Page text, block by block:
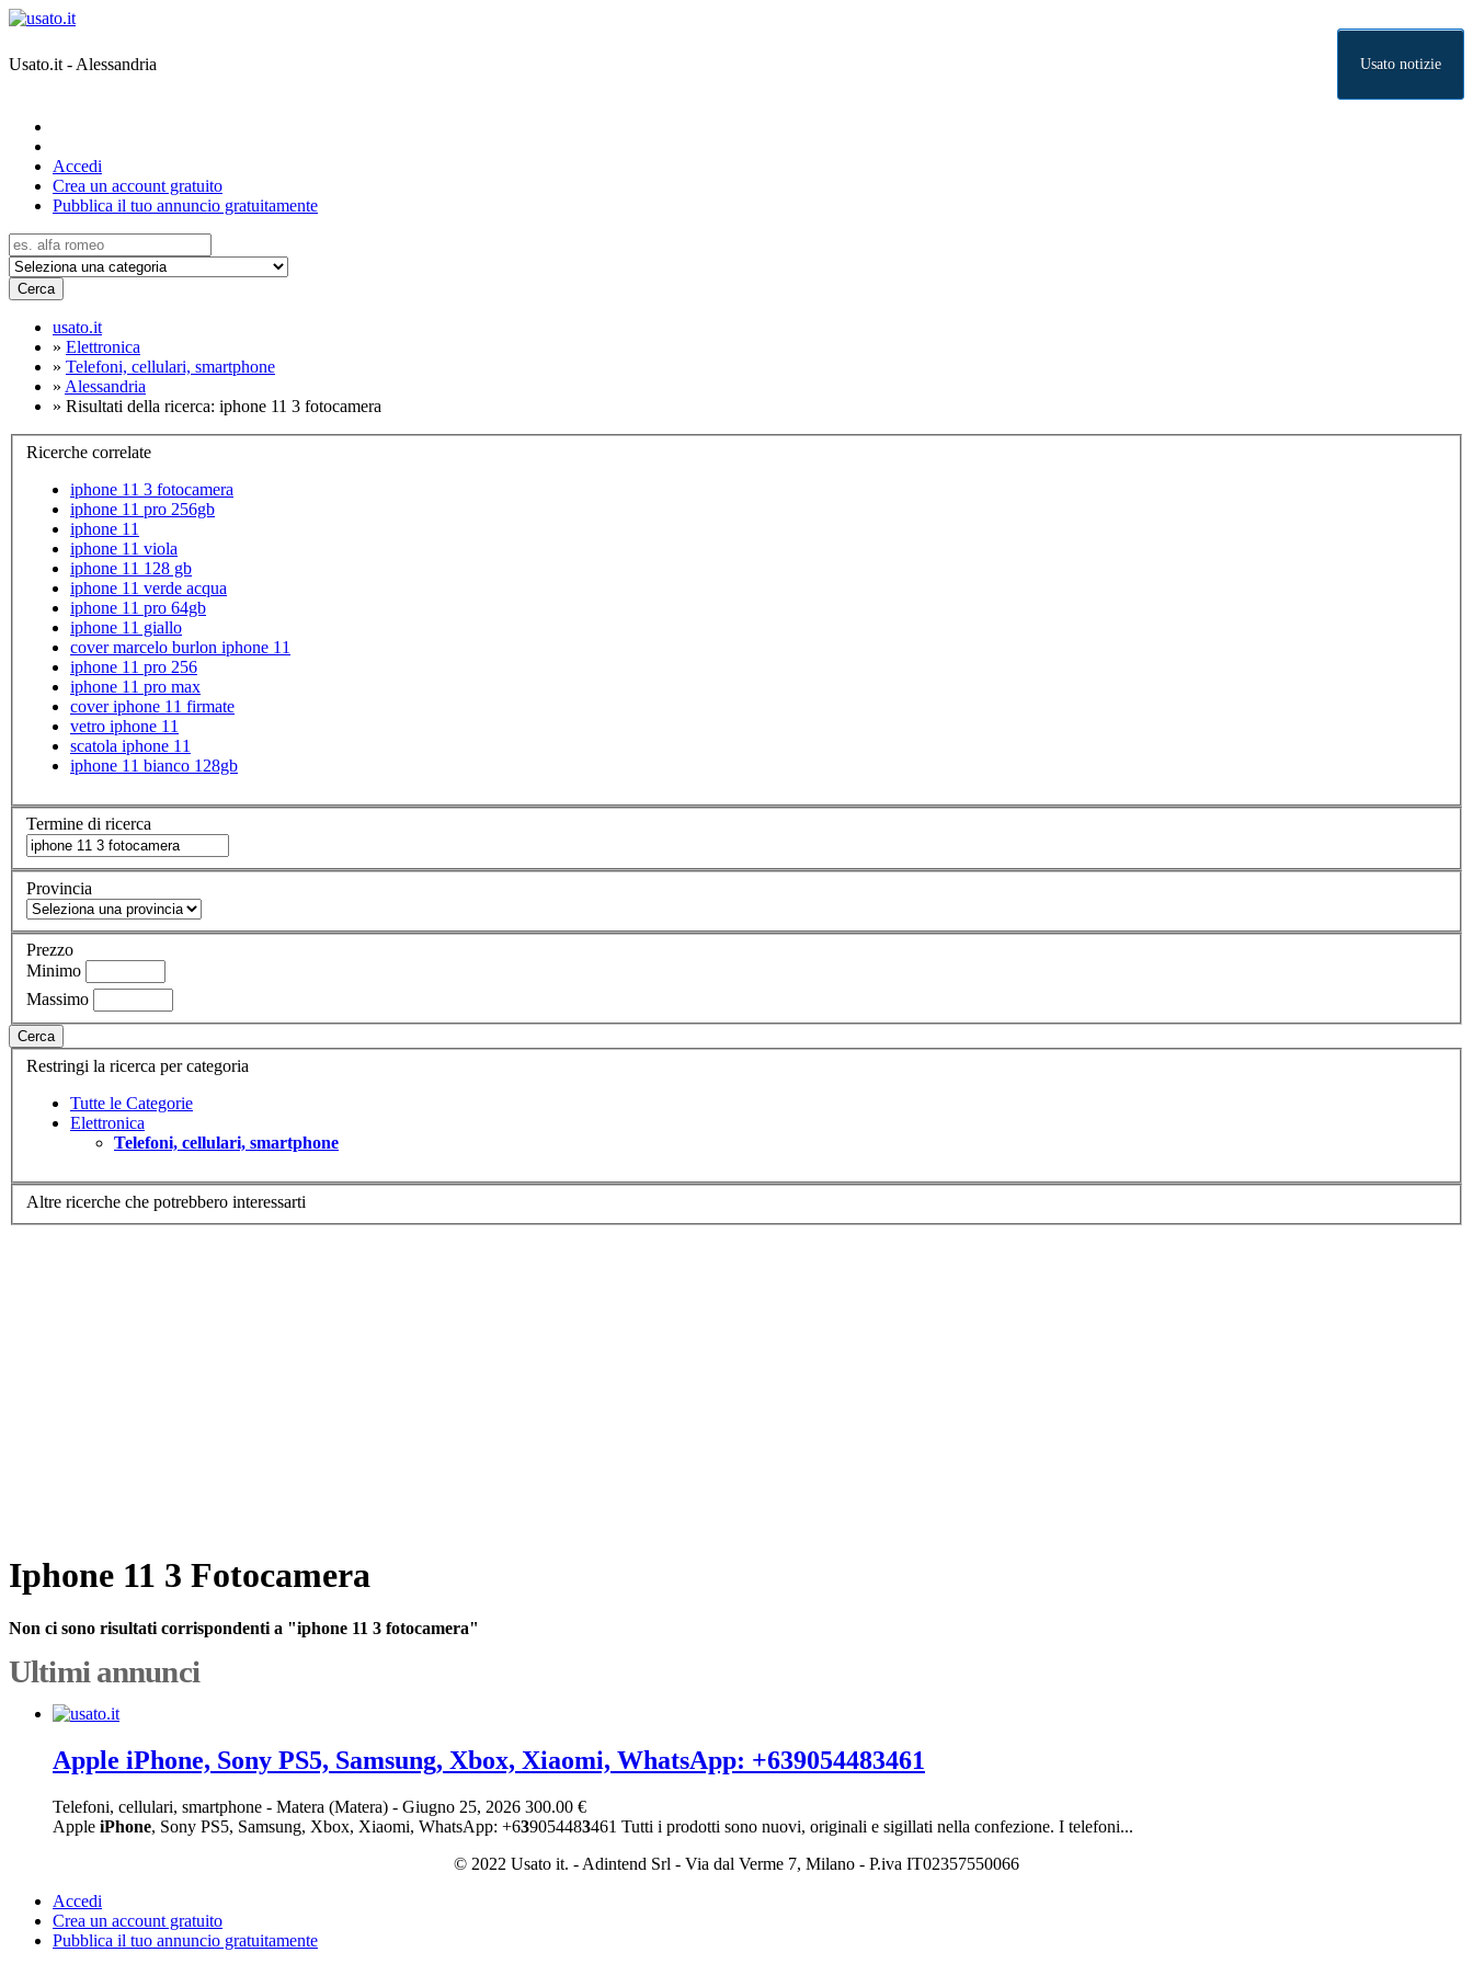
Usato.it - Alessandria Usato notizie
Accedi
Crea un account gratuito
Pubblica il tuo annuncio gratuitamente
Cerca
usato.it
» Elettronica
» Telefoni, cellulari, smartphone
» Alessandria
» Risultati della ricerca: iphone 11 3 fotocamera
Ricerche correlate
iphone 11 3 fotocamera
iphone 11 pro 256gb
iphone 11
iphone 11 viola
iphone 11 128 gb
iphone 11 verde acqua
iphone 11 pro 64gb
iphone 11 giallo
cover marcelo burlon iphone 11
iphone 11 pro 256
iphone 11 pro max
cover iphone 11 firmate
vetro iphone 11
scatola iphone 11
iphone 11 bianco 128gb
Termine di ricerca
Provincia
Prezzo
Minimo
Massimo
Cerca
Restringi la ricerca per categoria
Tutte le Categorie
Elettronica
Telefoni, cellulari, smartphone
Altre ricerche che potrebbero interessarti
Iphone 11 3 Fotocamera
Non ci sono risultati corrispondenti a "iphone 11 3 fotocamera"
Ultimi annunci
Apple iPhone, Sony PS5, Samsung, Xbox, Xiaomi, WhatsApp: +639054483461
Telefoni, cellulari, smartphone - Matera (Matera) - Giugno 25, 2026 300.00 €
Apple iPhone, Sony PS5, Samsung, Xbox, Xiaomi, WhatsApp: +639054483461 Tutti i prodotti sono nuovi, originali e sigillati nella confezione. I telefoni...
© 2022 Usato it. - Adintend Srl - Via dal Verme 7, Milano - P.iva IT02357550066
Accedi
Crea un account gratuito
Pubblica il tuo annuncio gratuitamente